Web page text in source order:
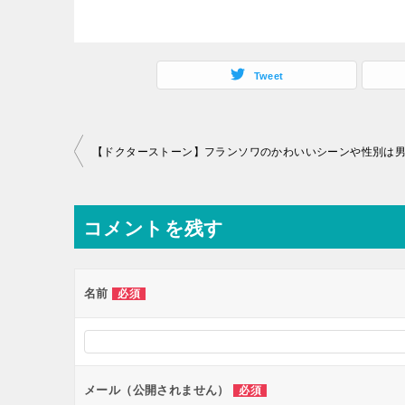
Tweet
投
ナ
ビ
ー
ョ
ン
コメントを残す
名前 必須
メール（公開されません） 必須